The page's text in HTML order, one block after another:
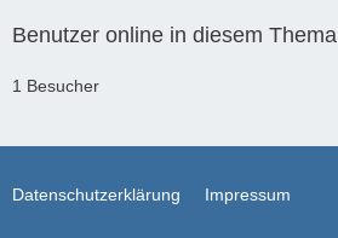
Benutzer online in diesem Thema
1 Besucher
Datenschutzerklärung Impressum